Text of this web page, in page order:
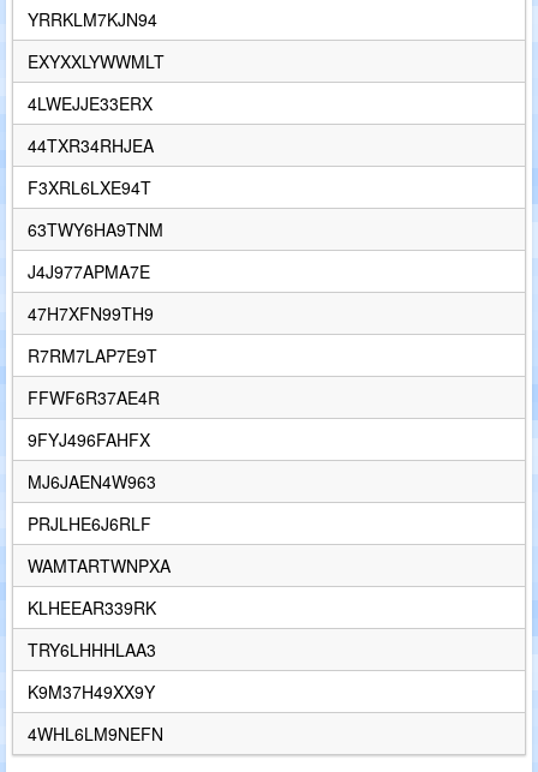
YRRKLM7KJN94
EXYXXLYWWMLT
4LWEJJE33ERX
44TXR34RHJEA
F3XRL6LXE94T
63TWY6HA9TNM
J4J977APMA7E
47H7XFN99TH9
R7RM7LAP7E9T
FFWF6R37AE4R
9FYJ496FAHFX
MJ6JAEN4W963
PRJLHE6J6RLF
WAMTARTWNPXA
KLHEEAR339RK
TRY6LHHHLAA3
K9M37H49XX9Y
4WHL6LM9NEFN